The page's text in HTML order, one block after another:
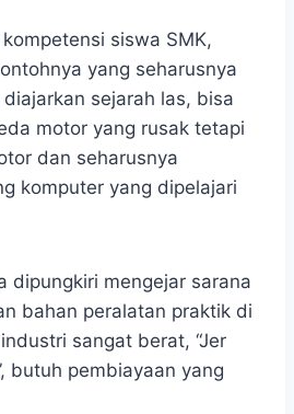
siswa SMK,
yang seharusnya
sejarah las, bisa
motor yang rusak tetapi
dan seharusnya
komputer yang dipelajari
dipungkiri mengejar sarana
bahan peralatan praktik di
sangat berat, “Jer
butuh pembiayaan yang